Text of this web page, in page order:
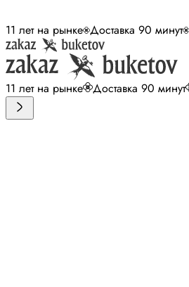
11 лет на рынке Доставка 90 минут
11 лет на рынке Доставка 90 минут